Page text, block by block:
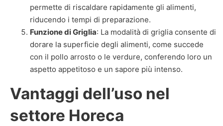
permette di riscaldare rapidamente gli alimenti,
riducendo i tempi di preparazione.
Funzione di Griglia: La modalità di griglia consente di
dorare la superficie degli alimenti, come succede
con il pollo arrosto o le verdure, conferendo loro un
aspetto appetitoso e un sapore più intenso.
Vantaggi dell’uso nel
settore Horeca